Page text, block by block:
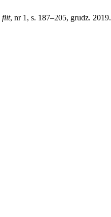
flit, nr 1, s. 187–205, grudz. 2019.